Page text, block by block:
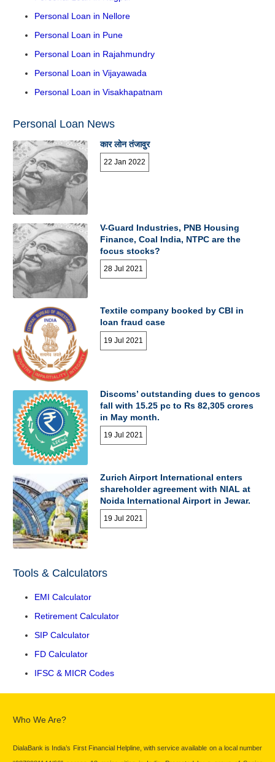
Personal Loan in Nellore
Personal Loan in Pune
Personal Loan in Rajahmundry
Personal Loan in Vijayawada
Personal Loan in Visakhapatnam
Personal Loan News
कार लोन तंजावुर
22 Jan 2022
V-Guard Industries, PNB Housing
Finance, Coal India, NTPC are the
focus stocks?
28 Jul 2021
Textile company booked by CBI in
loan fraud case
19 Jul 2021
Discoms’ outstanding dues to gencos
fall with 15.25 pc to Rs 82,305 crores
in May month.
19 Jul 2021
Zurich Airport International enters
shareholder agreement with NIAL at
Noida International Airport in Jewar.
19 Jul 2021
Tools & Calculators
EMI Calculator
Retirement Calculator
SIP Calculator
FD Calculator
IFSC & MICR Codes
Who We Are?
DialaBank is India’s First Financial Helpline, with service available on a local number